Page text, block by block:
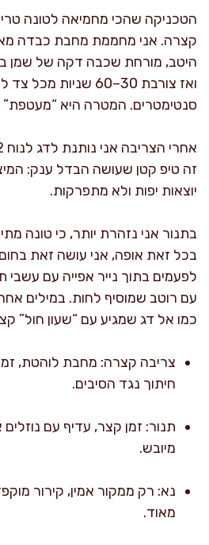
הטכניקה שהכי מחמיאה לטונה
קצרה. אני מחממת מחבת כבדה
היטב, מורחת שכבה דקה של שמן
סנטימטרים. המטרה היא “מעטפת”
זה טיפ קטן שעושה הבדל ענק:
יוצאות יפות ולא מתפרקות.
בתנור אני נזהרת יותר, כי טונה
בכל זאת אופה, אני עושה זאת
לפעמים בתוך נייר אפייה עם עשבי
עם רוטב שמוסיף לחות. במילים
כמו אל דג שמגיע עם “שעון חול”
צריבה קצרה: מחבת לוהטת,
חיתוך נגד הסיבים.
תנור: זמן קצר, עדיף עם
מיובש.
נא: רק ממקור אמין, קירור
מאוד.